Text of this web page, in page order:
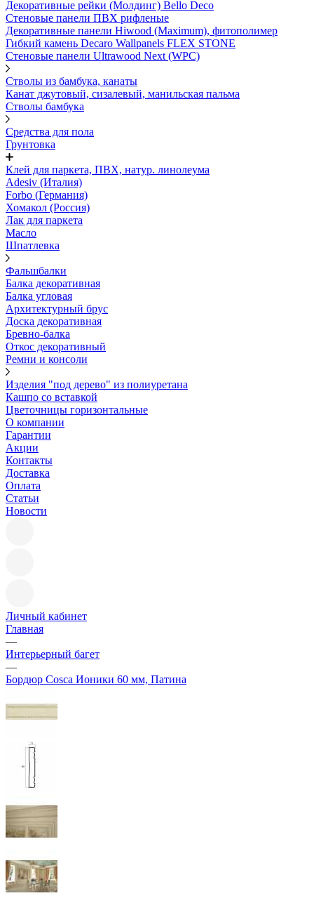
Декоративные рейки (Молдинг) Bello Deco
Стеновые панели ПВХ рифленые
Декоративные панели Hiwood (Maximum), фитополимер
Гибкий камень Decaro Wallpanels FLEX STONE
Стеновые панели Ultrawood Next (WPC)
Стволы из бамбука, канаты
Канат джутовый, сизалевый, манильская пальма
Стволы бамбука
Средства для пола
Грунтовка
Клей для паркета, ПВХ, натур. линолеума
Adesiv (Италия)
Forbo (Германия)
Хомакол (Россия)
Лак для паркета
Масло
Шпатлевка
Фальшбалки
Балка декоративная
Балка угловая
Архитектурный брус
Доска декоративная
Бревно-балка
Откос декоративный
Ремни и консоли
Изделия "под дерево" из полиуретана
Кашпо со вставкой
Цветочницы горизонтальные
О компании
Гарантии
Акции
Контакты
Доставка
Оплата
Статьи
Новости
Личный кабинет
Главная
—
Интерьерный багет
—
Бордюр Cosca Ионики 60 мм, Патина